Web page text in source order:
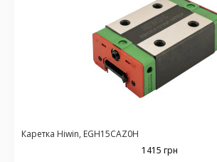
Каретка Hiwin, EGH15CAZ0H
1415 грн